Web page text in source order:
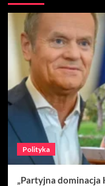
Polityka
„Partyjna dominacja